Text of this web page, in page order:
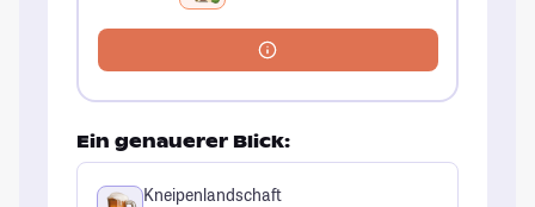
Ein genauerer Blick:
Kneipenlandschaft